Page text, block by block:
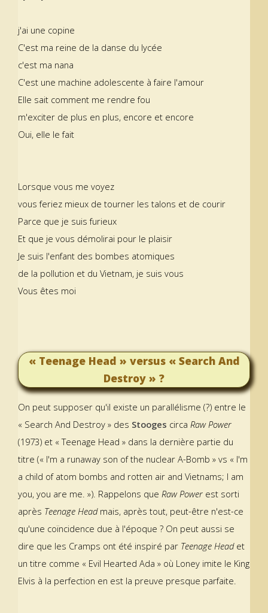
j'ai une copine
C'est ma reine de la danse du lycée
c'est ma nana
C'est une machine adolescente à faire l'amour
Elle sait comment me rendre fou
m'exciter de plus en plus, encore et encore
Oui, elle le fait
Lorsque vous me voyez
vous feriez mieux de tourner les talons et de courir
Parce que je suis furieux
Et que je vous démolirai pour le plaisir
Je suis l'enfant des bombes atomiques
de la pollution et du Vietnam, je suis vous
Vous êtes moi
« Teenage Head » versus « Search And
Destroy » ?
On peut supposer qu'il existe un parallélisme (?) entre le
« Search And Destroy » des Stooges circa Raw Power
(1973) et « Teenage Head » dans la dernière partie du
titre (« I'm a runaway son of the nuclear A-Bomb » vs « I'm
a child of atom bombs and rotten air and Vietnams; I am
you, you are me. »). Rappelons que Raw Power est sorti
après Teenage Headmais, après tout, peut-être n'est-ce
qu'une coïncidence due à l'époque ? On peut aussi se
dire que les Cramps ont été inspiré par Teenage Head et
un titre comme « Evil Hearted Ada » où Loney imite le King
Elvis à la perfection en est la preuve presque parfaite.